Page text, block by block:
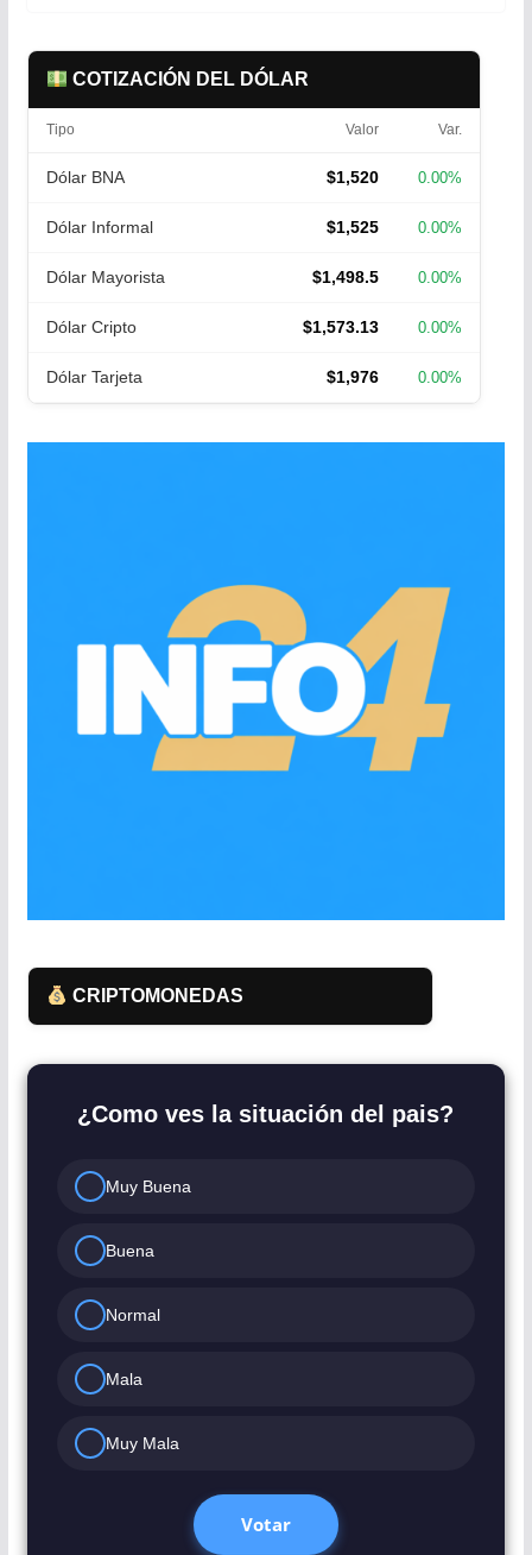
COTIZACIÓN DEL DÓLAR
Tipo Valor Var.
Dólar BNA $1,520 0.00%
Dólar Informal $1,525 0.00%
Dólar Mayorista $1,498.5 0.00%
Dólar Cripto $1,573.13 0.00%
Dólar Tarjeta $1,976 0.00%
CRIPTOMONEDAS
¿Como ves la situación del pais?
Muy Buena
Buena
Normal
Mala
Muy Mala
Votar